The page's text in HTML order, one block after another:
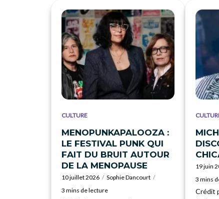
CULTURE
MENOPUNKAPALOOZA :
LE FESTIVAL PUNK QUI
FAIT DU BRUIT AUTOUR
DE LA MENOPAUSE
10 juillet 2026
Sophie Dancourt
3 mins de lecture
19 juin
3 mins
Crédit